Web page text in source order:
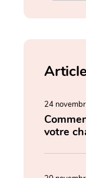
24
votre